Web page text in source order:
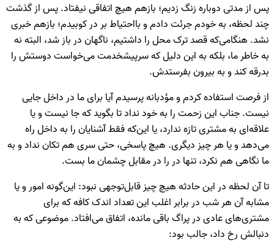
پس از مدتی دوباره زنگ زدیم؛ بازهم هیچ اتفاقی نیفتاد. پس از گذشت
چند لحظه، به خودم جرئت دادم و بااحتیاط بر در کوبیدم؛ بازهم خبری
نشد. هنگامی‌که قصد ترک محل را داشتیم، ناگهان در باز شد، البته نه
به خاطر ما، بلکه به این دلیل که سرپیشخدمت می‌خواست دوستش را
بدرقه کند و به بیرون بفرستدش.
از فرصت استفاده کردم و مؤدبانه پرسیدم آیا برای ما در داخل جایی
نیست. جناب این زحمت را به خود نداد تا بگوید که جا نیست و یا
علاقه‌ای به مشتری تازه ندارد، یا این‌که فقط آشنایان را به داخل راه
می‌دهد و یا هر چیز دیگری. هیچ پاسخی، حتی سری هم تکان نداد و به
ما نگاهی هم نکرد، تنها در را در مقابل چشمان ما بست.
تا آن لحظه در این حادثه هیچ چیز قابل‌توجهی نبود: این‌گونه امور و یا
مشابه آن هر شب در برابر اغلب این تعداد اندک کافه که برای
مشتری‌های عادی در پراگ باقی مانده، اتفاق می‌افتاد. موضوعی که به
دنبالش رخ داد، جالب بود: